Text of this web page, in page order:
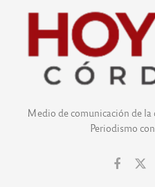
Medio de comunicación de la
Periodismo